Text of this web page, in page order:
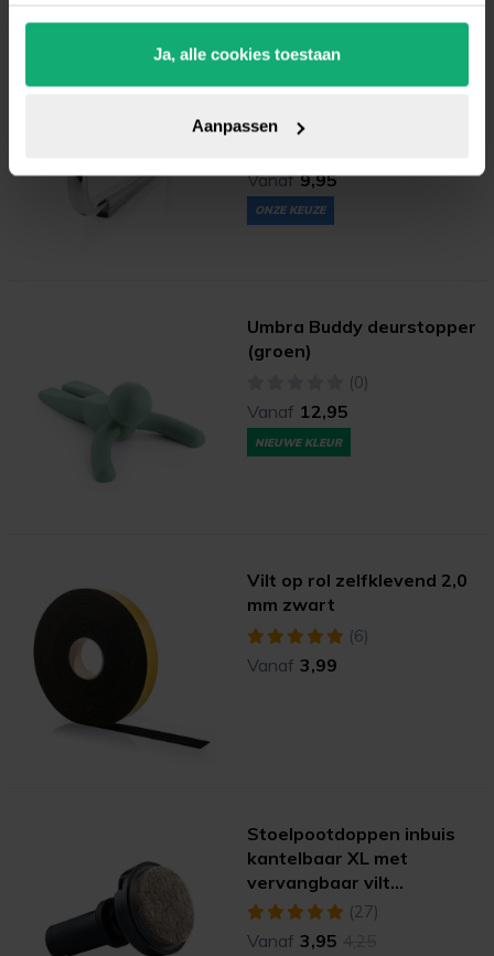
Ja, alle cookies toestaan
Aanpassen(wolvilt)
Vanaf 9,95
ONZE KEUZE
Umbra Buddy deurstopper
(groen)
(0)
Vanaf 12,95
NIEUWE KLEUR
Vilt op rol zelfklevend 2,0
mm zwart
(6)
Vanaf 3,99
Stoelpootdoppen inbuis
kantelbaar XL met
vervangbaar vilt
(ultrasoft) (27)
Vanaf 3,95